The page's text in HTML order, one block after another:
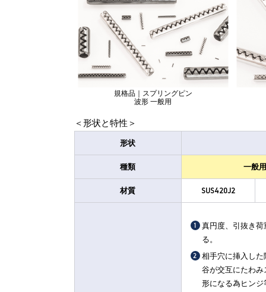
規格品｜スプリングピン
波形 一般用
＜形状と特性＞
形状
種類 一般用
材質 SUS420J2
真円度、引抜き
る。
相手穴に挿入し
谷が交互にたわ
形になる為ヒン